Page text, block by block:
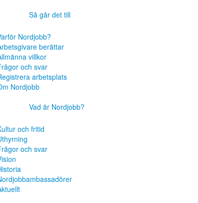
Så går det till
Nordjobb?
berättar
villkor
och svar
arbetsplats
Nordjobb
Vad är Nordjobb?
och fritid
och svar